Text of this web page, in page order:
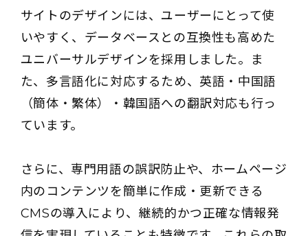
サイトのデザインには、ユーザーにとって使
いやすく、データベースとの互換性も高めた
ユニバーサルデザインを採用しました。ま
た、多言語化に対応するため、英語・中国語
（簡体・繁体）・韓国語への翻訳対応も行っ
ています。
さらに、専門用語の誤訳防止や、ホームページ
内のコンテンツを簡単に作成・更新できる
CMSの導入により、継続的かつ正確な情報発